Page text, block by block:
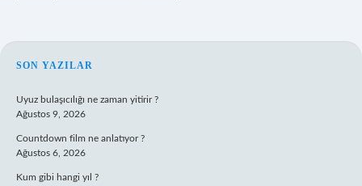
SIDEBAR
SON YAZILAR
Uyuz bulaşıcılığı ne zaman yitirir ?
Ağustos 9, 2026
Countdown film ne anlatıyor ?
Ağustos 6, 2026
Kum gibi hangi yıl ?